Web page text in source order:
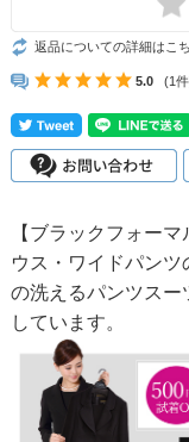
返品についての詳細はこ
5.0 (1
【ブラックフォー
ウス・ワイドパン
の洗えるパンツスー
しています。